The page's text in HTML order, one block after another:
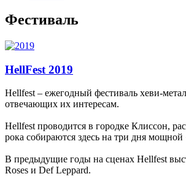
Фестиваль
HellFest 2019
Hellfest – ежегодный фестиваль хеви-
отвечающих их интересам.
Hellfest проводится в городке Клиссон,
рока собираются здесь на три дня мощной
В предыдущие годы на сценах Hellfest
Roses и Def Leppard.